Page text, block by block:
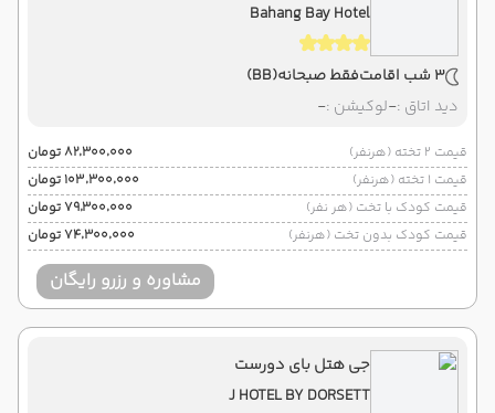
Bahang Bay Hotel
3 شب اقامت فقط صبحانه(BB)
دید اتاق :-لوکیشن :-
قیمت 2 تخته (هرنفر)
۸۲٬۳۰۰٬۰۰۰ تومان
قیمت 1 تخته (هرنفر)
۱۰۳٬۳۰۰٬۰۰۰ تومان
قیمت کودک با تخت (هر نفر)
۷۹٬۳۰۰٬۰۰۰ تومان
قیمت کودک بدون تخت (هرنفر)
۷۴٬۳۰۰٬۰۰۰ تومان
مشاوره و رزرو رایگان
جی هتل بای دورست
J HOTEL BY DORSETT